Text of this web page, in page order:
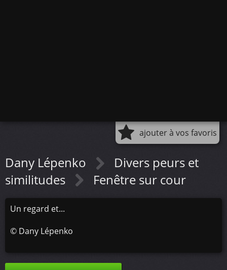
ajouter à vos favoris
Dany Lépenko
Divers peurs et
similitudes
Fenêtre sur cour
Un regard et...
© Dany Lépenko